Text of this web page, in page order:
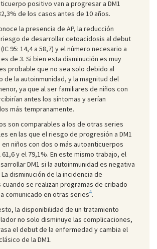
positivo van a progresar a DM1
de los casos antes de 10 años.
la presencia de AP, la reducción
de desarrollar cetoacidosis al debut
95: 14,4 a 58,7) y el número necesario a
de 3. Si bien esta disminución es muy
probable que no sea solo debido al
de la autoinmunidad, y la magnitud del
ya que al ser familiares de niños con
antes los síntomas y serían
más tempranamente.
son comparables a los de otras series
en las que el riesgo de progresión a DM1
en niños con dos o más autoanticuerpos
y el 79,1%. En este mismo trabajo, el
DM1 si la autoinmunidad es negativa
La disminución de la incidencia de
se realizan programas de cribado
comunicado en otras series4.
la disponibilidad de un tratamiento
no solo disminuye las complicaciones,
el debut de la enfermedad y cambia el
de la DM1.